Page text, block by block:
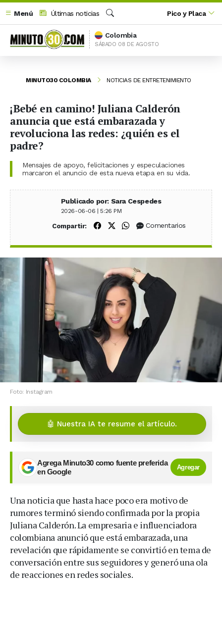
Menú
Últimas noticias
Buscar
Pico y Placa
Colombia
SÁBADO 08 DE AGOSTO
MINUTO30 COLOMBIA NOTICIAS DE ENTRETENIMIENTO
¡Bebé en camino! Juliana Calderón
anuncia que está embarazada y
revoluciona las redes: ¿quién es el
padre?
Mensajes de apoyo, felicitaciones y especulaciones
marcaron el anuncio de esta nueva etapa en su vida.
Publicado por: Sara Cespedes
2026-06-06 | 5:26 PM
Compartir: Compartir en Facebook
Compartir en X (Twitter)
Compartir en WhatsApp
Comentarios
Foto: Instagram
🤖 Nuestra IA te resume el artículo.
Agrega Minuto30 como fuente preferida
en Google
Agregar
Una noticia que hasta hace poco era motivo de
rumores terminó siendo confirmada por la propia
Juliana Calderón. La empresaria e influenciadora
colombiana anunció que está embarazada, una
revelación que rápidamente se convirtió en tema de
conversación entre sus seguidores y generó una ola
de reacciones en redes sociales.